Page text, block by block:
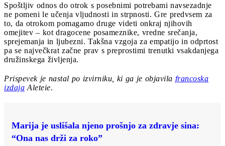
Spoštljiv odnos do otrok s posebnimi potrebami navsezadnje
ne pomeni le učenja vljudnosti in strpnosti. Gre predvsem za
to, da otrokom pomagamo druge videti onkraj njihovih
omejitev – kot dragocene posameznike, vredne srečanja,
sprejemanja in ljubezni. Takšna vzgoja za empatijo in odprtost
pa se največkrat začne prav s preprostimi trenutki vsakdanjega
družinskega življenja.
Prispevek je nastal po izvirniku, ki ga je objavila francoska
izdaja Aleteie.
Marija je uslišala njeno prošnjo za zdravje sina:
“Ona nas drži za roko”